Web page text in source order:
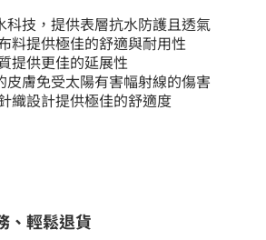
科技，提供表層抗水防護且透氣
料提供極佳的舒適與耐用性
提供更佳的延展性
皮膚免受太陽有害幅射線的傷害
織設計提供極佳的舒適度
、輕鬆退貨